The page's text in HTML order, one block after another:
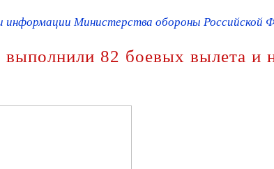
информации Министерства обороны Российской
82 боевых вылета и